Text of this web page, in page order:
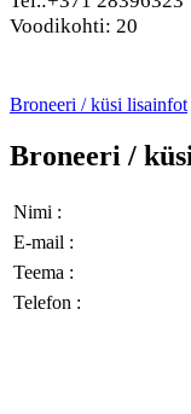
Voodikohti: 20
Broneeri / küsi lisainfot
Broneeri /
Nimi :
E-mail :
Teema :
Telefon :